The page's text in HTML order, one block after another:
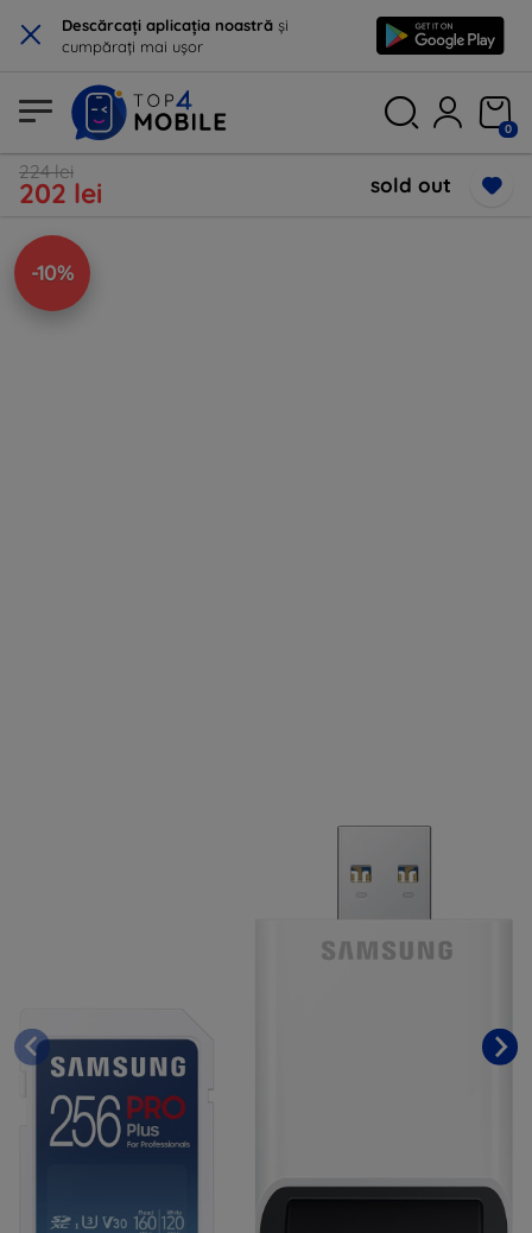
× Descărcați aplicația noastră și
cumpărați mai ușor
0
224 lei
202 lei sold out
-10%